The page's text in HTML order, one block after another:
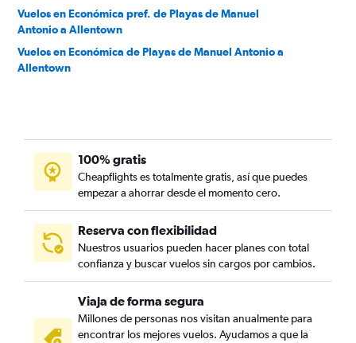
Vuelos en Económica pref. de Playas de Manuel
Antonio a Allentown
Vuelos en Económica de Playas de Manuel Antonio a
Allentown
100% gratis
Cheapflights es totalmente gratis, así que puedes
empezar a ahorrar desde el momento cero.
Reserva con flexibilidad
Nuestros usuarios pueden hacer planes con total
confianza y buscar vuelos sin cargos por cambios.
Viaja de forma segura
Millones de personas nos visitan anualmente para
encontrar los mejores vuelos. Ayudamos a que la